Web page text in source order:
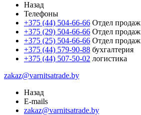
Назад
Телефоны
+375 (44) 504-66-66 Отдел продаж
+375 (29) 504-66-66 Отдел продаж
+375 (25) 504-66-66 Отдел продаж
+375 (44) 579-90-88 бухгалтерия
+375 (44) 507-50-02 логистика
zakaz@varnitsatrade.by
Назад
E-mails
zakaz@varnitsatrade.by